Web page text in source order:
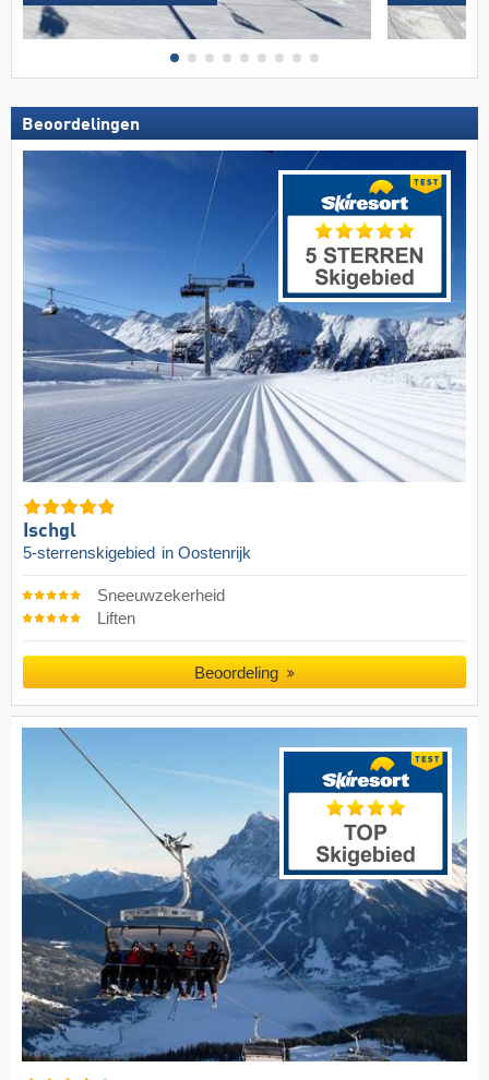
Beoordelingen
Ischgl
5-sterrenskigebied in Oostenrijk
Sneeuwzekerheid
Liften
Beoordeling